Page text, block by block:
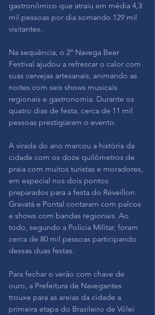
gastronômico que atraiu em média 4,3
mil pessoas por dia somando 129 mil
visitantes.
Na sequência, o 2º Navega Beer
Festival ajudou a refrescar o calor com
suas cervejas artesanais, animando as
noites com seis shows musicais
regionais e gastronomia. Durante os
quatro dias de festa, cerca de 11 mil
pessoas prestigiaram o evento.
A virada do ano marcou a história da
cidade com os doze quilômetros de
praia com muitos turistas e moradores,
em especial nos dois pontos
preparados para a festa do Réveillon.
Gravatá e Pontal contaram com palcos
e shows com bandas regionais. Ao
todo, segundo a Polícia Militar, foram
cerca de 80 mil pessoas participando
dessas duas festas.
Para fechar o verão com chave de
ouro, a Prefeitura de Navegantes
trouxe para as areias da cidade a
primeira etapa do Brasileiro de Vôlei